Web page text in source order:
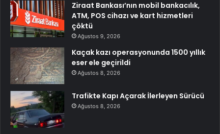
Ziraat Bankası’nın mobil bankacılık,
ATM, POS cihazı ve kart hizmetleri
çöktü
Ağustos 9, 2026
Kaçak kazı operasyonunda 1500 yıllık
eser ele geçirildi
Ağustos 8, 2026
Trafikte Kapı Açarak İlerleyen Sürücü
Ağustos 8, 2026